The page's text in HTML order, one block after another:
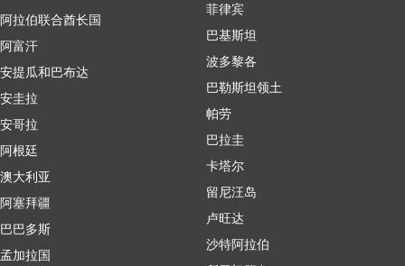
阿拉伯联合酋长国
阿富汗
安提瓜和巴布达
安圭拉
安哥拉
阿根廷
澳大利亚
阿塞拜疆
巴巴多斯
孟加拉国
菲律宾
巴基斯坦
波多黎各
巴勒斯坦领土
帕劳
巴拉圭
卡塔尔
留尼汪岛
卢旺达
沙特阿拉伯